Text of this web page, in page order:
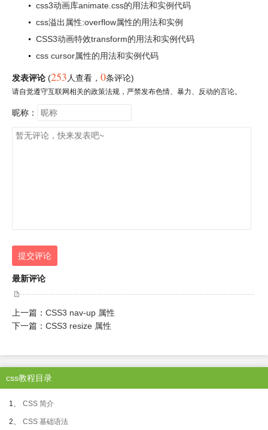
css3动画库animate.css的用法和实例代码
css溢出属性:overflow属性的用法和实例
CSS3动画特效transform的用法和实例代码
css cursor属性的用法和实例代码
发表评论 (253 人查看 ， 0条评论)
请自觉遵守互联网相关的政策法规，严禁发布色情、暴力、反动的言论。
昵称：
提交评论
最新评论
上一篇： CSS3 nav-up 属性
下一篇： CSS3 resize 属性
css教程目录
1、 CSS 简介
2、 CSS 基础语法